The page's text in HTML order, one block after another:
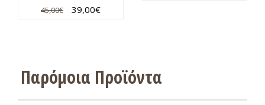
45,00€ 39,00€
Παρόμοια Προϊόντα